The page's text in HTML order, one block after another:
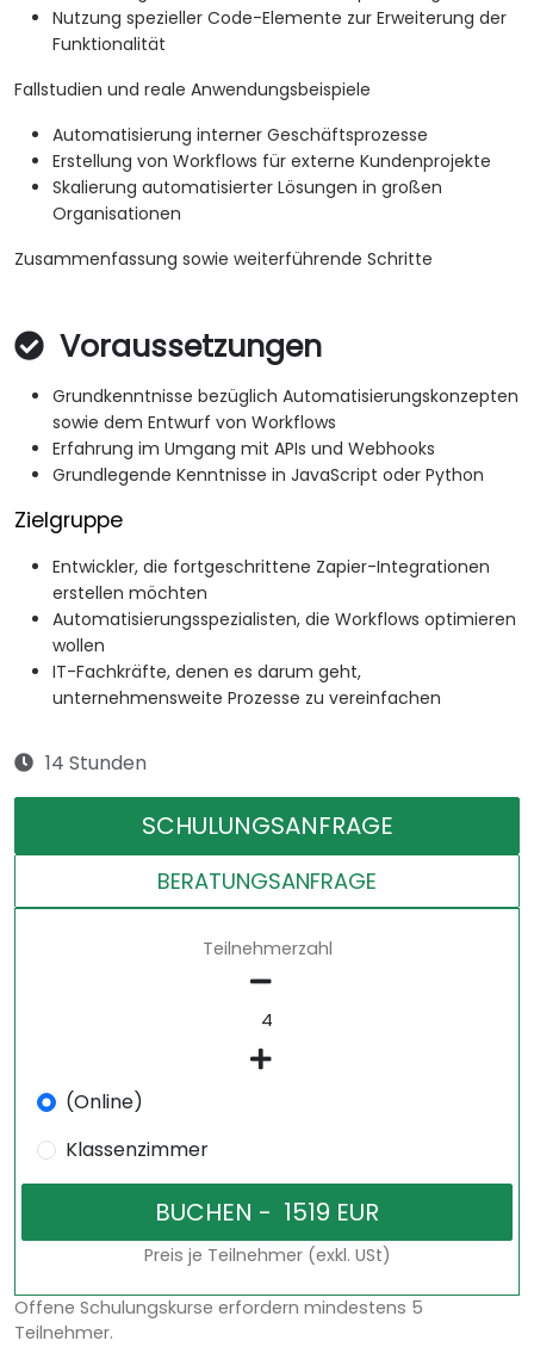
Nutzung spezieller Code-Elemente zur Erweiterung der
Funktionalität
Fallstudien und reale Anwendungsbeispiele
Automatisierung interner Geschäftsprozesse
Erstellung von Workflows für externe Kundenprojekte
Skalierung automatisierter Lösungen in großen
Organisationen
Zusammenfassung sowie weiterführende Schritte
Voraussetzungen
Grundkenntnisse bezüglich Automatisierungskonzepten
sowie dem Entwurf von Workflows
Erfahrung im Umgang mit APIs und Webhooks
Grundlegende Kenntnisse in JavaScript oder Python
Zielgruppe
Entwickler, die fortgeschrittene Zapier-Integrationen
erstellen möchten
Automatisierungsspezialisten, die Workflows optimieren
wollen
IT-Fachkräfte, denen es darum geht,
unternehmensweite Prozesse zu vereinfachen
14 Stunden
SCHULUNGSANFRAGE
BERATUNGSANFRAGE
Teilnehmerzahl
(Online)
Klassenzimmer
Preis je Teilnehmer (exkl. USt)
Offene Schulungskurse erfordern mindestens 5
Teilnehmer.